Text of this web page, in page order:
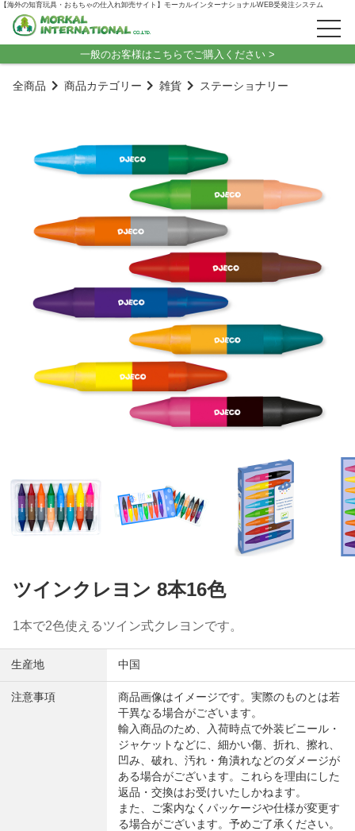
【海外の知育玩具・おもちゃの仕入れ卸売サイト】モーカルインターナショナルWEB受発注システム
一般のお客様はこちらでご購入ください >
全商品 商品カテゴリー 雑貨 ステーショナリー
ツインクレヨン 8本16色
1本で2色使えるツイン式クレヨンです。
生産地 中国
注意事項
商品画像はイメージです。実際のものとは若
干異なる場合がございます。
輸入商品のため、入荷時点で外装ビニール・
ジャケットなどに、細かい傷、折れ、擦れ、
凹み、破れ、汚れ・角潰れなどのダメージが
ある場合がございます。これらを理由にした
返品・交換はお受けいたしかねます。
また、ご案内なくパッケージや仕様が変更す
る場合がございます。予めご了承ください。